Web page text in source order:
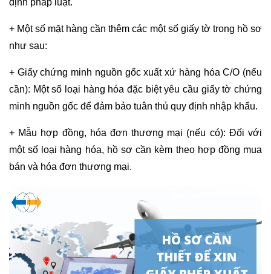
+ Một số mặt hàng cần thêm các một số giấy tờ trong hồ sơ
như sau:
+ Giấy chứng minh nguồn gốc xuất xứ hàng hóa C/O (nếu
cần): Một số loại hàng hóa đặc biệt yêu cầu giấy tờ chứng
minh nguồn gốc để đảm bảo tuân thủ quy định nhập khẩu.
+ Mẫu hợp đồng, hóa đơn thương mại (nếu có): Đối với
một số loại hàng hóa, hồ sơ cần kèm theo hợp đồng mua
bán và hóa đơn thương mại.